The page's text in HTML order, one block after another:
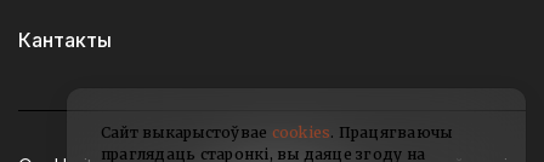
Кантакты
Сайт выкарыстоўвае cookies. Працягваючы
праглядаць старонкі, вы даяце згоду на